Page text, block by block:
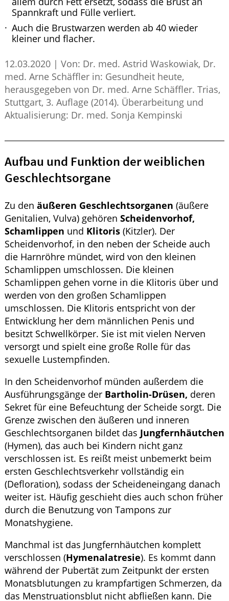
Spannkraft und Fülle verliert.
Auch die Brustwarzen werden ab 40 wieder
kleiner und flacher.
12.03.2020 | Von: Dr. med. Astrid Waskowiak, Dr.
med. Arne Schäffler in: Gesundheit heute,
herausgegeben von Dr. med. Arne Schäffler. Trias,
Stuttgart, 3. Auflage (2014). Überarbeitung und
Aktualisierung: Dr. med. Sonja Kempinski
Aufbau und Funktion der weiblichen
Geschlechtsorgane
Zu den äußeren Geschlechtsorganen (äußere
Genitalien, Vulva) gehören Scheidenvorhof,
Schamlippen und Klitoris (Kitzler). Der
Scheidenvorhof, in den neben der Scheide auch
die Harnröhre mündet, wird von den kleinen
Schamlippen umschlossen. Die kleinen
Schamlippen gehen vorne in die Klitoris über und
werden von den großen Schamlippen
umschlossen. Die Klitoris entspricht von der
Entwicklung her dem männlichen Penis und
besitzt Schwellkörper. Sie ist mit vielen Nerven
versorgt und spielt eine große Rolle für das
sexuelle Lustempfinden.
In den Scheidenvorhof münden außerdem die
Ausführungsgänge der Bartholin-Drüsen, deren
Sekret für eine Befeuchtung der Scheide sorgt. Die
Grenze zwischen den äußeren und inneren
Geschlechtsorganen bildet das Jungfernhäutchen
(Hymen), das auch bei Kindern nicht ganz
verschlossen ist. Es reißt meist unbemerkt beim
ersten Geschlechtsverkehr vollständig ein
(Defloration), sodass der Scheideneingang danach
weiter ist. Häufig geschieht dies auch schon früher
durch die Benutzung von Tampons zur
Monatshygiene.
Manchmal ist das Jungfernhäutchen komplett
verschlossen (Hymenalatresie). Es kommt dann
während der Pubertät zum Zeitpunkt der ersten
Monatsblutungen zu krampfartigen Schmerzen, da
das Menstruationsblut nicht abfließen kann. Die